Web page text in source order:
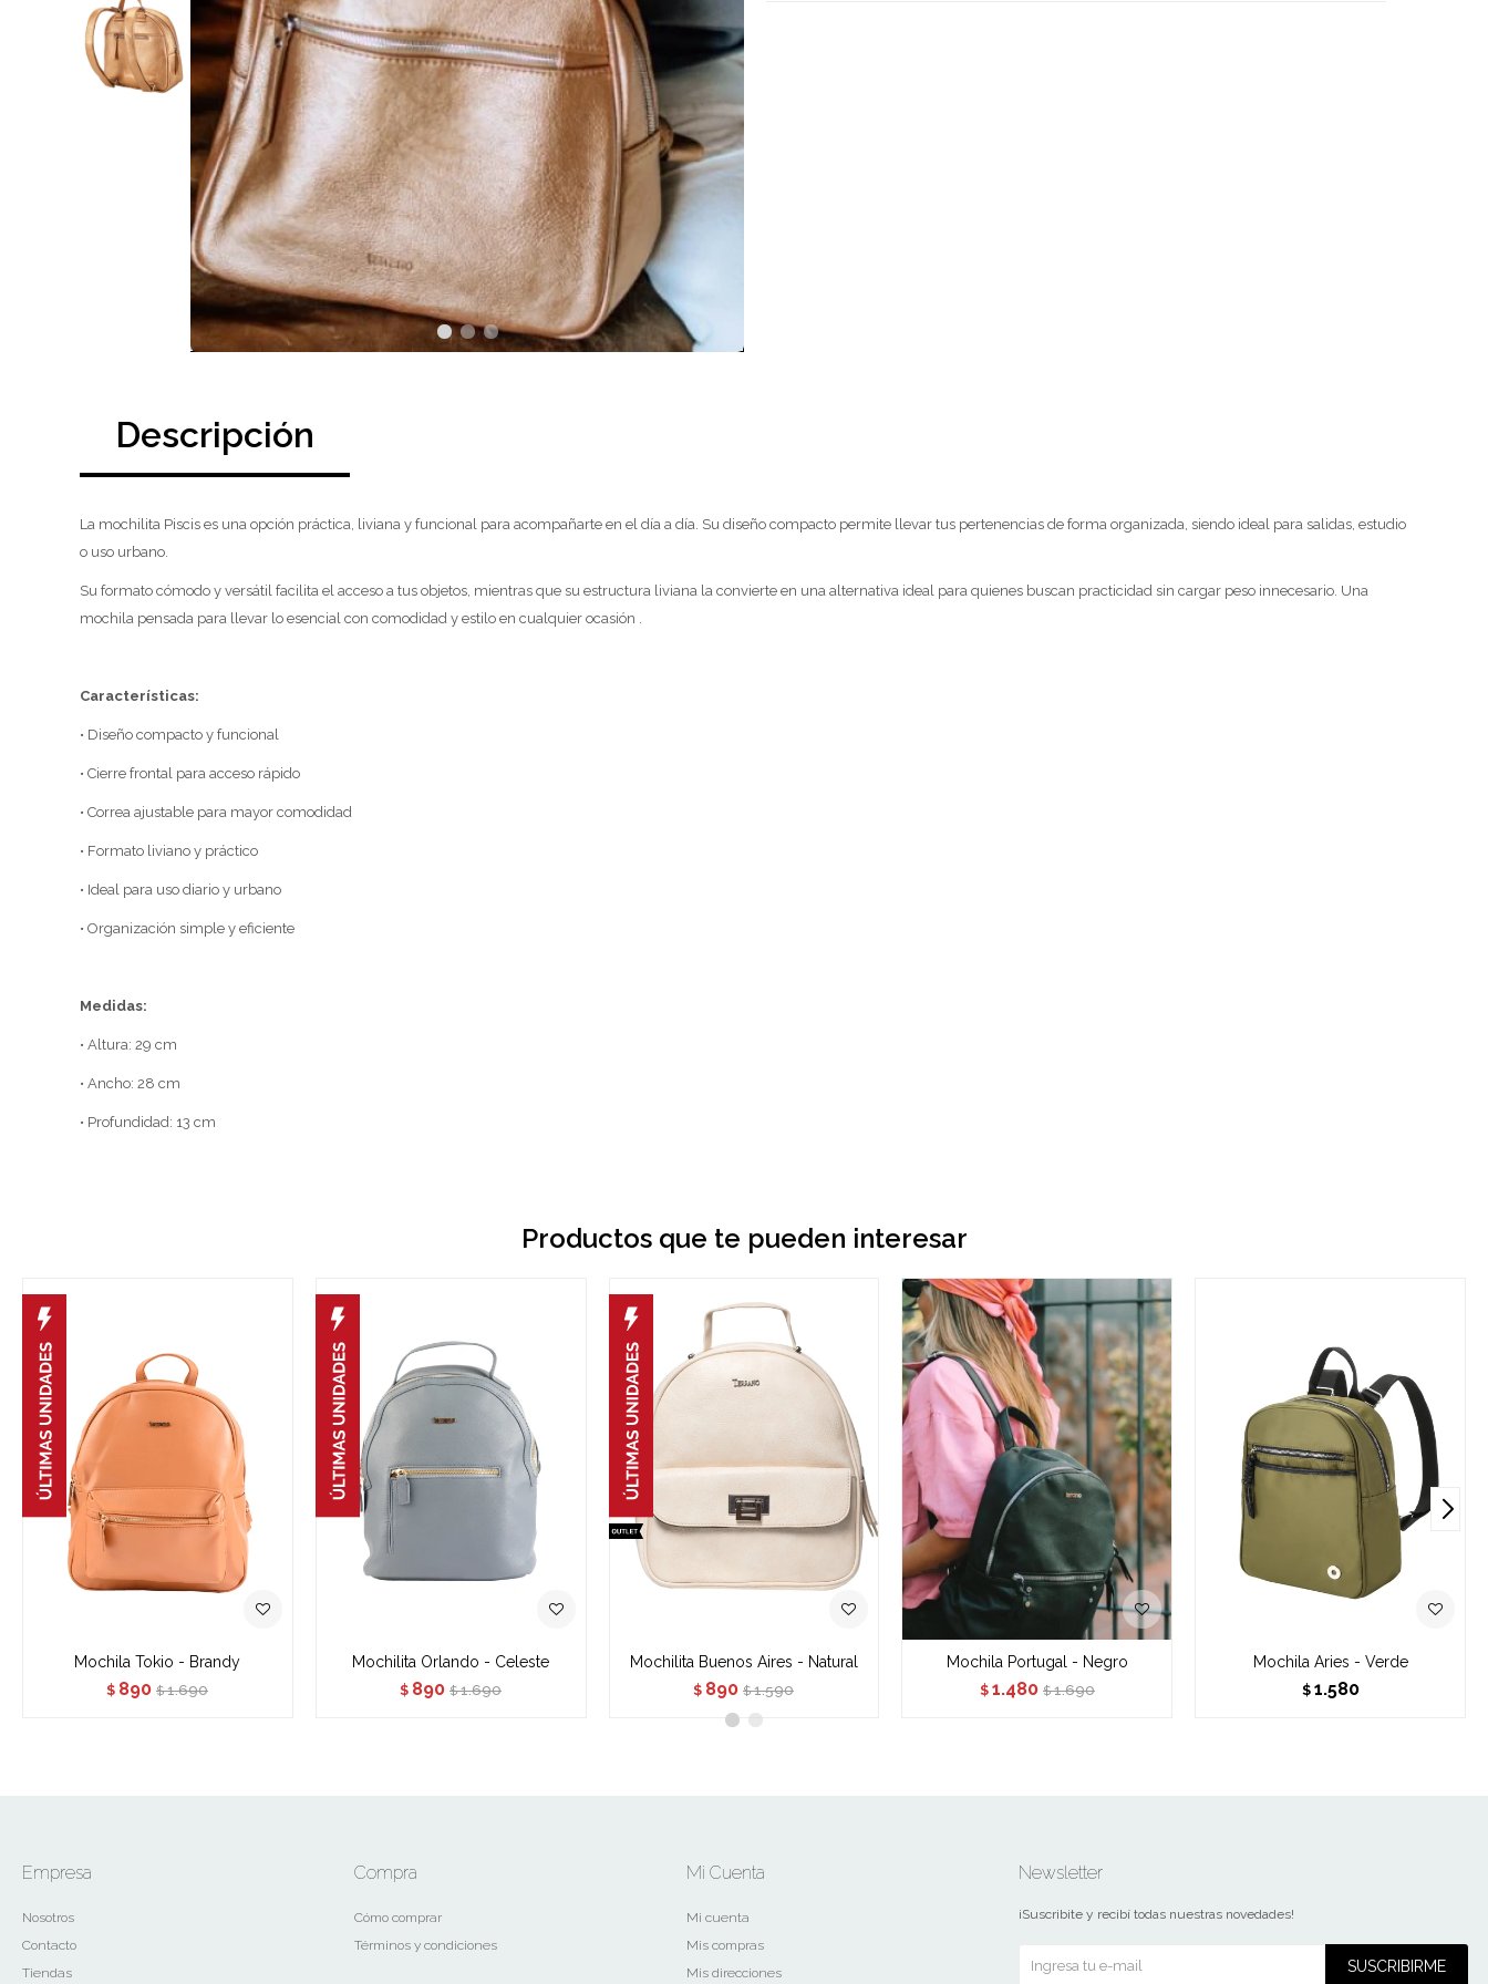
Descripción
La mochilita Piscis es una opción práctica, liviana y funcional para acompañarte en el día a día. Su diseño compacto permite llevar tus pertenencias de forma organizada, siendo ideal para salidas, estudio
o uso urbano.
Su formato cómodo y versátil facilita el acceso a tus objetos, mientras que su estructura liviana la convierte en una alternativa ideal para quienes buscan practicidad sin cargar peso innecesario. Una
mochila pensada para llevar lo esencial con comodidad y estilo en cualquier ocasión .
Características:
• Diseño compacto y funcional
• Cierre frontal para acceso rápido
• Correa ajustable para mayor comodidad
• Formato liviano y práctico
• Ideal para uso diario y urbano
• Organización simple y eficiente
Medidas:
• Altura: 29 cm
• Ancho: 28 cm
• Profundidad: 13 cm
Productos que te pueden interesar
Mochila Tokio - Brandy
$ 890 $ 1.690
Mochilita Orlando - Celeste
$ 890 $ 1.690
Mochilita Buenos Aires - Natural
$ 890 $ 1.590
Mochila Portugal - Negro
$ 1.480 $ 1.690
Mochila Aries - Verde
$ 1.580
Empresa
Nosotros
Contacto
Tiendas
Compra
Cómo comprar
Términos y condiciones
Mi Cuenta
Mi cuenta
Mis compras
Mis direcciones
Newsletter
¡Suscribite y recibí todas nuestras novedades!
SUSCRIBIRME